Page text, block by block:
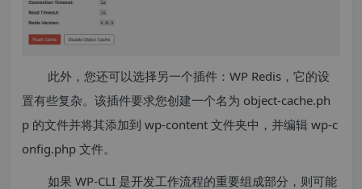
此外，您还可以选择另一个插件：WP Redis，它的设
置有些复杂。该插件要求您创建一个名为 object-cache.ph
p 的文件并将其添加到 wp-content 文件夹中，并编辑 wp-c
onfig.php 文件。
如果 WP-CLI 是开发工作流程的重要组成部分，则可能